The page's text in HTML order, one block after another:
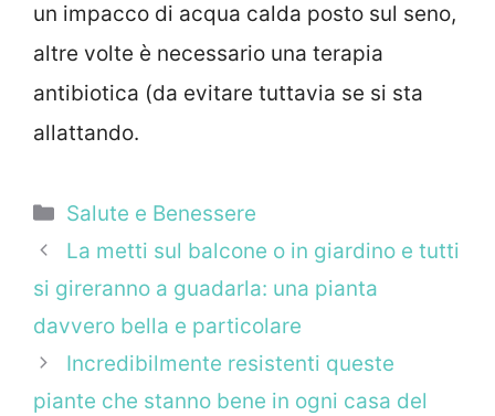
un impacco di acqua calda posto sul seno,
altre volte è necessario una terapia
antibiotica (da evitare tuttavia se si sta
allattando.
Categorie
Salute e Benessere
La metti sul balcone o in giardino e tutti
si gireranno a guadarla: una pianta
davvero bella e particolare
Incredibilmente resistenti queste
piante che stanno bene in ogni casa del